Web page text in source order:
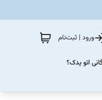
ورود | ثبت‌نام
اتو یدک؟